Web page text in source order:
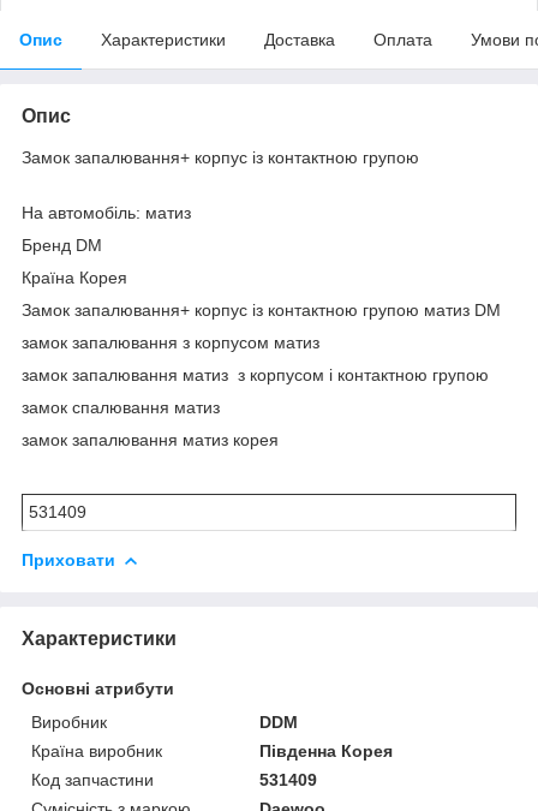
Опис Характеристики Доставка Оплата Умови
Опис
Замок запалювання+ корпус із контактною групою
На автомобіль: матиз
Бренд DM
Країна Корея
Замок запалювання+ корпус із контактною групою матиз DM
замок запалювання з корпусом матиз
замок запалювання матиз з корпусом і контактною групою
замок спалювання матиз
замок запалювання матиз корея
531409
Приховати
Характеристики
Основні атрибути
Виробник
DDM
Країна виробник
Південна Корея
Код запчастини
531409